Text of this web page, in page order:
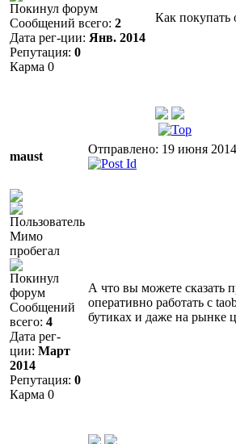
Покинул форум
Сообщений всего: 2
Дата рег-ции: Янв. 2014
Репутация: 0
Карма 0
Как покупать
maust
Отправлено: 19 июня
Мимо
пробегал
Покинул
форум
Сообщений
всего: 4
Дата рег-
ции: Март
2014
Репутация: 0
Карма 0
А что вы можете сказать
оперативно работать с
бутиках и даже на рынке